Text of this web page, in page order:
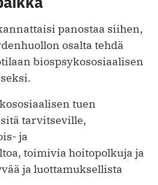
panostaa siihen,
osalta tehdä
biospsykososiaalisen
tuen
tarvitseville,
ja
toimivia hoitopolkuja ja
ja luottamuksellista